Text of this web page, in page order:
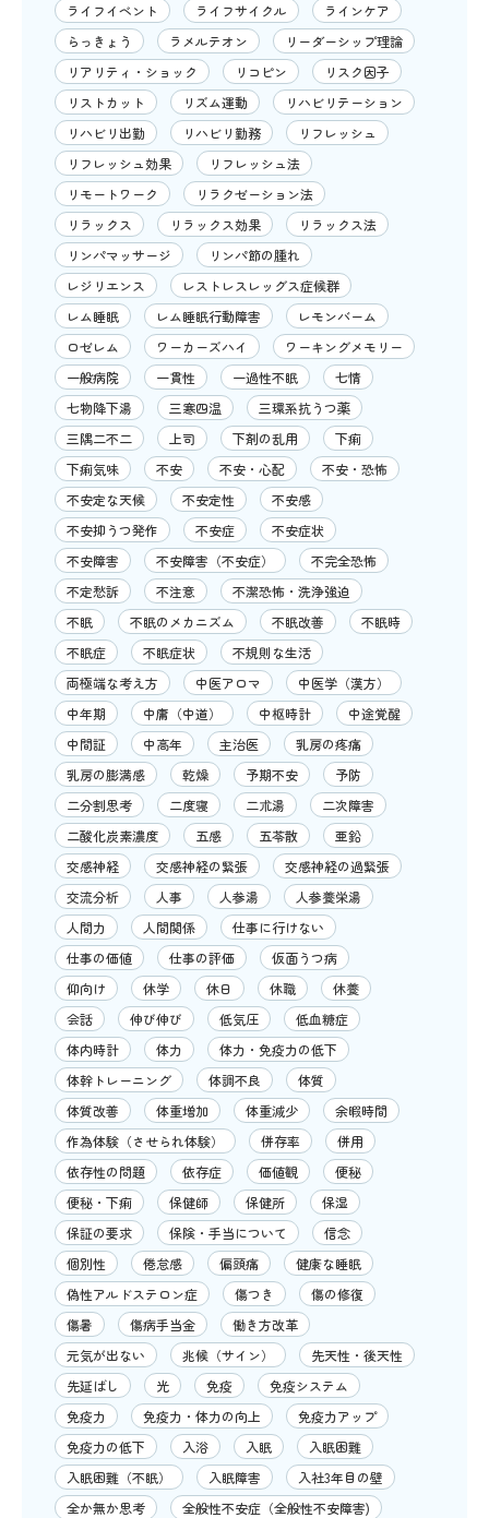
ライフイベント
ライフサイクル
ラインケア
らっきょう
ラメルテオン
リーダーシップ理論
リアリティ・ショック
リコピン
リスク因子
リストカット
リズム運動
リハビリテーション
リハビリ出勤
リハビリ勤務
リフレッシュ
リフレッシュ効果
リフレッシュ法
リモートワーク
リラクゼーション法
リラックス
リラックス効果
リラックス法
リンパマッサージ
リンパ節の腫れ
レジリエンス
レストレスレッグス症候群
レム睡眠
レム睡眠行動障害
レモンバーム
ロゼレム
ワーカーズハイ
ワーキングメモリー
一般病院
一貫性 一過性不眠
七情
七物降下湯
三寒四温
三環系抗うつ薬
三隅二不二
上司 下剤の乱用
下痢
下痢気味
不安 不安・心配
不安・恐怖
不安定な天候
不安定性
不安感
不安抑うつ発作
不安症
不安症状
不安障害
不安障害（不安症）
不完全恐怖
不定愁訴
不注意
不潔恐怖・洗浄強迫
不眠
不眠のメカニズム 不眠改善
不眠時
不眠症
不眠症状
不規則な生活
両極端な考え方
中医アロマ
中医学（漢方）
中年期
中庸（中道） 中枢時計
中途覚醒
中間証
中高年 主治医
乳房の疼痛
乳房の膨満感
乾燥 予期不安
予防
二分割思考
二度寝 二朮湯
二次障害
二酸化炭素濃度
五感 五苓散
亜鉛
交感神経
交感神経の緊張
交感神経の過緊張
交流分析
人事 人参湯
人参養栄湯
人間力
人間関係
仕事に行けない
仕事の価値
仕事の評価
仮面うつ病
仰向け
休学 休日 休職
休養
会話
伸び伸び 低気圧
低血糖症
体内時計
体力
体力・免疫力の低下
体幹トレーニング
体調不良
体質
体質改善
体重増加 体重減少
余暇時間
作為体験（させられ体験）
併存率
併用
依存性の問題
依存症 価値観
便秘
便秘・下痢
保健師 保健所
保湿
保証の要求
保険・手当について
信念
個別性
倦怠感 偏頭痛
健康な睡眠
偽性アルドステロン症
傷つき
傷の修復
傷暑
傷病手当金
働き方改革
元気が出ない
兆候（サイン）
先天性・後天性
先延ばし
光 免疫
免疫システム
免疫力
免疫力・体力の向上
免疫力アップ
免疫力の低下
入浴 入眠
入眠困難
入眠困難（不眠）
入眠障害
入社3年目の壁
全か無か思考
全般性不安症（全般性不安障害)